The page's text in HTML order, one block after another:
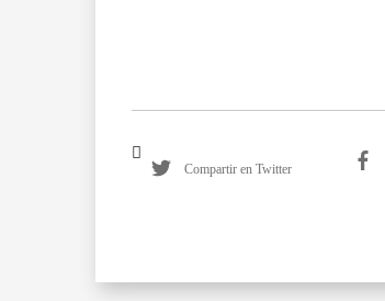
Compartir en Twitter